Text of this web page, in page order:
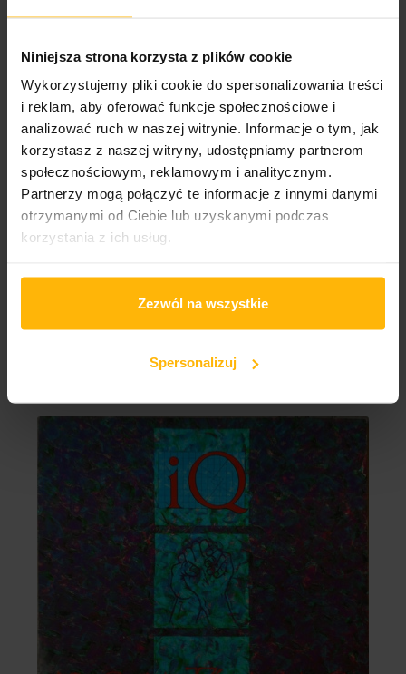
Niniejsza strona korzysta z plików cookie
Wykorzystujemy pliki cookie do spersonalizowania treści
i reklam, aby oferować funkcje społecznościowe i
analizować ruch w naszej witrynie. Informacje o tym, jak
korzystasz z naszej witryny, udostępniamy partnerom
społecznościowym, reklamowym i analitycznym.
Partnerzy mogą połączyć te informacje z innymi danymi
otrzymanymi od Ciebie lub uzyskanymi podczas
korzystania z ich usług.
Zezwól na wszystkie
Spersonalizuj
OPIS SZCZEGÓŁY PRODUKTU
1 Glitterball 4:31
3 Breathe 4:24
4 Turn The Tide 6:22
5 Book Of Dreams 7:36
6 Reflections 2:09
7 Raw 4:15
8 The Beginning Of The End 4:41
KLIENCI KTÓRZY ZAKUPILI TEN PRODUKT
KUPILI RÓWNIEŻ: